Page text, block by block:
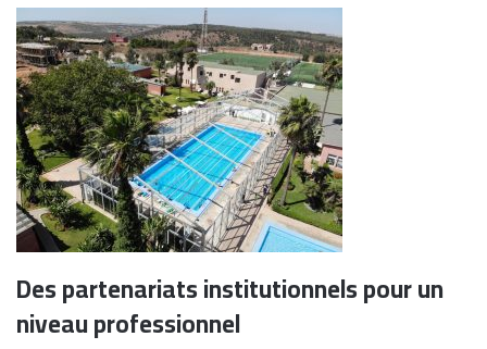
Des partenariats institutionnels pour un
niveau professionnel